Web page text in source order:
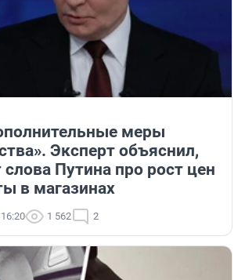
меры
Эксперт объяснил,
слова Путина про рост цен
в магазинах
1 562 2